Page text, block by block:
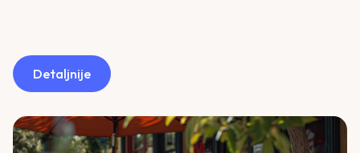
Detaljnije